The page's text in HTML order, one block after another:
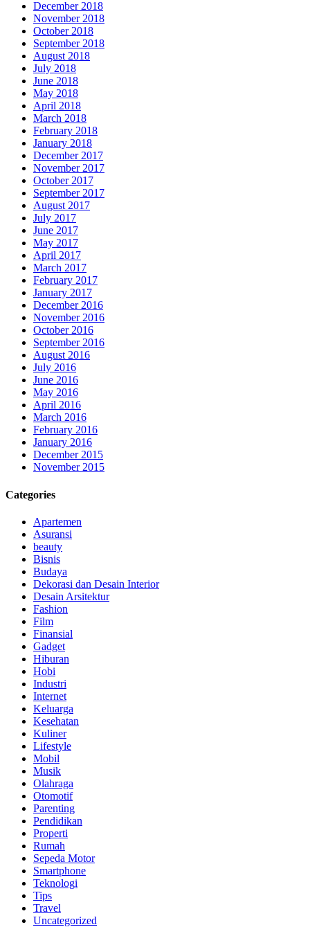
December 2018
November 2018
October 2018
September 2018
August 2018
July 2018
June 2018
May 2018
April 2018
March 2018
February 2018
January 2018
December 2017
November 2017
October 2017
September 2017
August 2017
July 2017
June 2017
May 2017
April 2017
March 2017
February 2017
January 2017
December 2016
November 2016
October 2016
September 2016
August 2016
July 2016
June 2016
May 2016
April 2016
March 2016
February 2016
January 2016
December 2015
November 2015
Categories
Apartemen
Asuransi
beauty
Bisnis
Budaya
Dekorasi dan Desain Interior
Desain Arsitektur
Fashion
Film
Finansial
Gadget
Hiburan
Hobi
Industri
Internet
Keluarga
Kesehatan
Kuliner
Lifestyle
Mobil
Musik
Olahraga
Otomotif
Parenting
Pendidikan
Properti
Rumah
Sepeda Motor
Smartphone
Teknologi
Tips
Travel
Uncategorized